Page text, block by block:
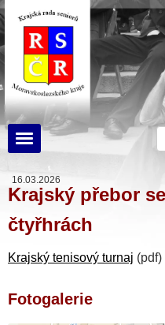
16.03.2026
Krajský přebor
čtyřhrách
Krajský tenisový turnaj (pdf)
Fotogalerie